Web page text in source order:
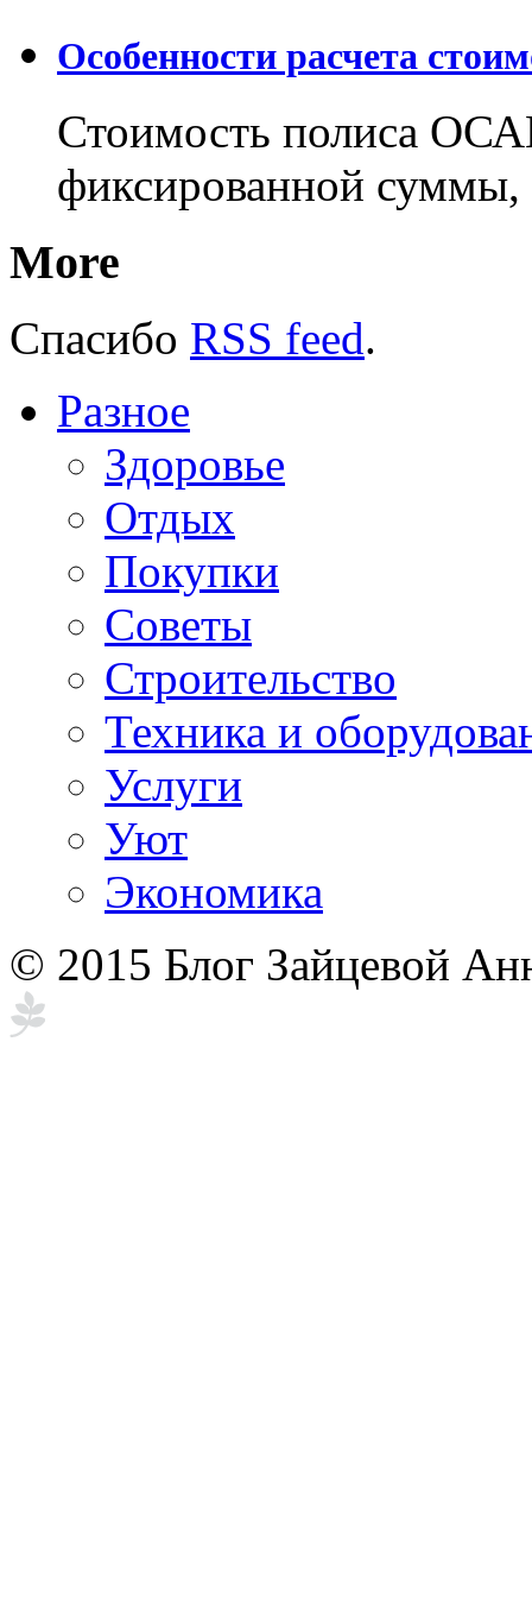
Особенности расчета
Стоимость полиса
фиксированной
More
Спасибо RSS feed.
Разное
Здоровье
Отдых
Покупки
Советы
Строительство
Техника и
Услуги
Уют
Экономика
© 2015 Блог Зайцевой